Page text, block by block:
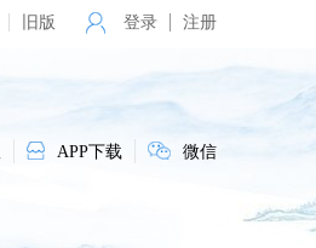
旧版 登录 注册
APP下载 微信